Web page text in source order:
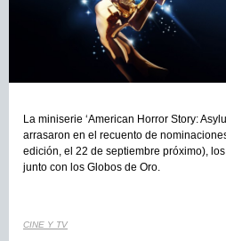
La miniserie ‘American Horror Story:
arrasaron en el recuento de
edición, el 22 de septiembre próximo),
junto con los Globos de Oro.
CINE Y TV